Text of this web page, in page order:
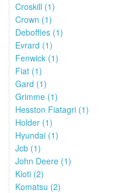
Croskill (1)
Crown (1)
Deboffles (1)
Evrard (1)
Fenwick (1)
Fiat (1)
Gard (1)
Grimme (1)
Hesston Fiatagri (1)
Holder (1)
Hyundai (1)
Jcb (1)
John Deere (1)
Kioti (2)
Komatsu (2)